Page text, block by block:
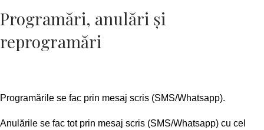
Programări, anulări și
reprogramări
Programările se fac prin mesaj scris (SMS/Whatsapp).
Anulările se fac tot prin mesaj scris (SMS/Whatsapp) cu cel